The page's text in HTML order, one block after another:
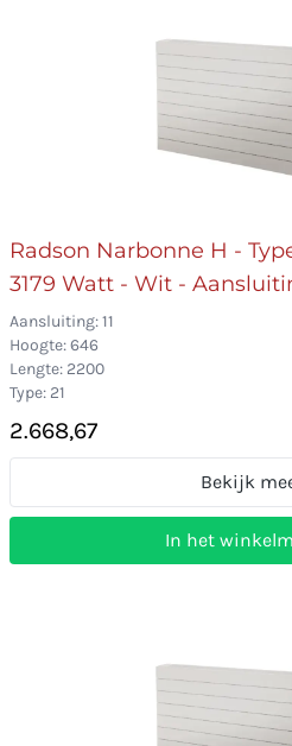
Radson Narbonne H -
3179 Watt - Wit -
Aansluiting: 11
Hoogte: 646
Lengte: 2200
Type: 21
2.668,67
Bekijk
In het